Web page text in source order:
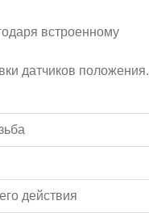
встроенному
датчиков положения.
действия